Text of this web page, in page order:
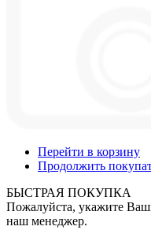
Перейти в корзину
Продолжить
БЫСТРАЯ ПОКУПКА
Пожалуйста, укажите
наш менеджер.